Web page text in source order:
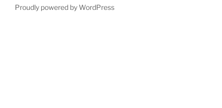
Proudly powered by WordPress